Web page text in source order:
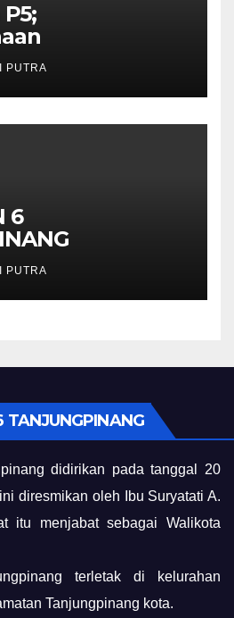
PUTRA
6
PUTRA
TANJUNGPINANG
didirikan pada tanggal 20
diresmikan oleh Ibu Suryatati A.
itu menjabat sebagai Walikota
terletak di kelurahan
Tanjungpinang kota.